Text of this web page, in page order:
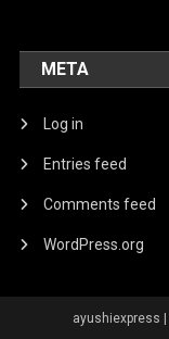
META
Log in
Entries feed
Comments feed
WordPress.org
ayushiexpress